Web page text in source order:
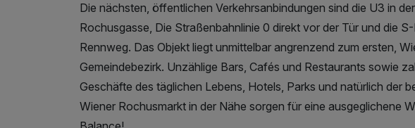
Die nächsten, öffentlichen Verkehrsanbindungen sind die U3 in der
Rochusgasse, Die Straßenbahnlinie 0 direkt vor der Tür und die
Rennweg. Das Objekt liegt unmittelbar angrenzend zum ersten,
Gemeindebezirk. Unzählige Bars, Cafés und Restaurants sowie
Geschäfte des täglichen Lebens, Hotels, Parks und natürlich der
Wiener Rochusmarkt in der Nähe sorgen für eine ausgeglichene